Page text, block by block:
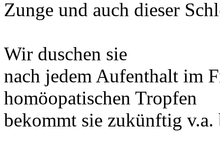
Zunge und auch dieser
Wir duschen sie
nach jedem Aufenthalt im
homöopatischen Tropfen
bekommt sie zukünftig